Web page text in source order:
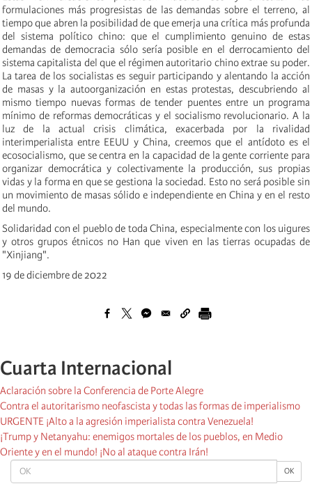
OK OK
formulaciones más progresistas de las demandas sobre el terreno, al
tiempo que abren la posibilidad de que emerja una crítica más profunda
del sistema político chino: que el cumplimiento genuino de estas
demandas de democracia sólo sería posible en el derrocamiento del
sistema capitalista del que el régimen autoritario chino extrae su poder.
La tarea de los socialistas es seguir participando y alentando la acción
de masas y la autoorganización en estas protestas, descubriendo al
mismo tiempo nuevas formas de tender puentes entre un programa
mínimo de reformas democráticas y el socialismo revolucionario. A la
luz de la actual crisis climática, exacerbada por la rivalidad
interimperialista entre EEUU y China, creemos que el antídoto es el
ecosocialismo, que se centra en la capacidad de la gente corriente para
organizar democrática y colectivamente la producción, sus propias
vidas y la forma en que se gestiona la sociedad. Esto no será posible sin
un movimiento de masas sólido e independiente en China y en el resto
del mundo.
Solidaridad con el pueblo de toda China, especialmente con los uigures
y otros grupos étnicos no Han que viven en las tierras ocupadas de
"Xinjiang".
19 de diciembre de 2022
Cuarta Internacional
Aclaración sobre la Conferencia de Porte Alegre
Contra el autoritarismo neofascista y todas las formas de imperialismo
URGENTE ¡Alto a la agresión imperialista contra Venezuela!
¡Trump y Netanyahu: enemigos mortales de los pueblos, en Medio
Oriente y en el mundo! ¡No al ataque contra Irán!